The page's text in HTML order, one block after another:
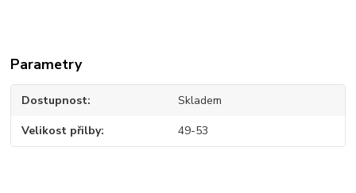
Parametry
Dostupnost Skladem
Velikost přilby 49-53